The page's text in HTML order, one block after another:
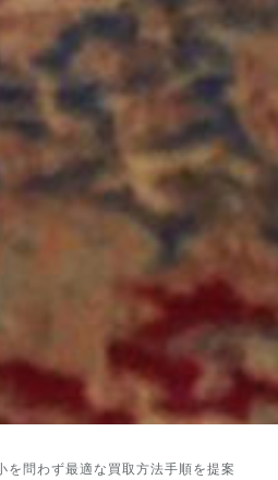
問わず最適な買取方法手順を提案